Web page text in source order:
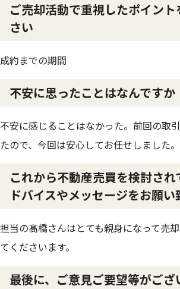
ご売却活動で重視したポイント
さい
成約までの期間
不安に思ったことはなんですか
不安に感じることはなかった。前回の取
たので、今回は安心してお任せしました。
これから不動産売買を検討さ
ドバイスやメッセージをお願い
担当の髙橋さんはとても親身になって売
てくださいます。
最後に、ご意見ご要望等がご